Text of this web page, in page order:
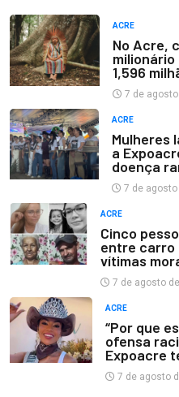
ACRE
No Acre,
1,596
7 de
ACRE
Mulheres
a
doença
7 de agosto
ACRE
Cinco
entre carro
vítimas
7 de agosto
ACRE
“Por que
ofensa
Expoacre
7 de agosto